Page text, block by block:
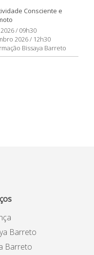
Consciente e
/ 09h30
2026 / 12h30
Bissaya Barreto
Barreto
Barreto